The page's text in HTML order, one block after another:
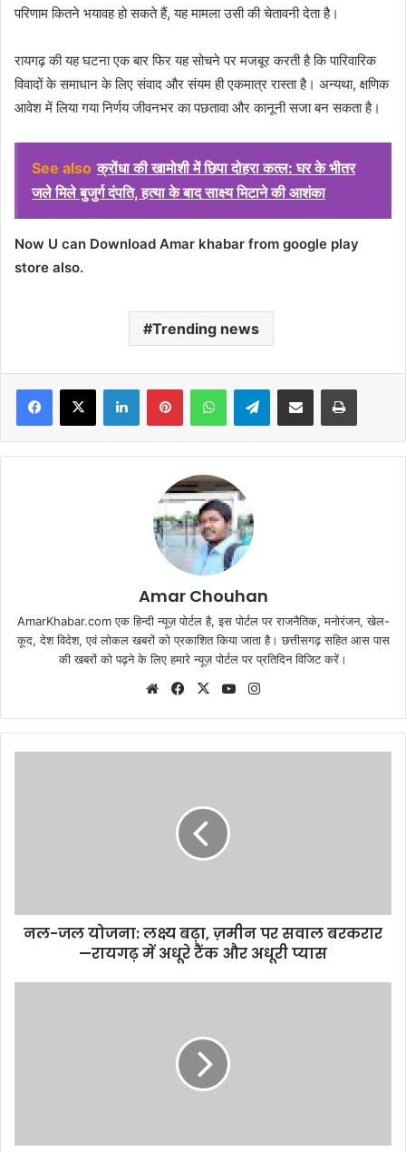
परिणाम कितने भयावह हो सकते हैं, यह मामला उसी की चेतावनी देता है।
रायगढ़ की यह घटना एक बार फिर यह सोचने पर मजबूर करती है कि पारिवारिक
विवादों के समाधान के लिए संवाद और संयम ही एकमात्र रास्ता है। अन्यथा, क्षणिक
आवेश में लिया गया निर्णय जीवनभर का पछतावा और कानूनी सजा बन सकता है।
See also क्रोंधा की खामोशी में छिपा दोहरा कत्ल: घर के भीतर
जले मिले बुजुर्ग दंपति, हत्या के बाद साक्ष्य मिटाने की आशंका
Now U can Download Amar khabar from google play
store also.
Trending news
Facebook
X LinkedInPinterestWhatsAppTelegramShare via Email Print
Amar Chouhan
AmarKhabar.com एक हिन्दी न्यूज़ पोर्टल है, इस पोर्टल पर राजनैतिक, मनोरंजन, खेल-
कूद, देश विदेश, एवं लोकल खबरों को प्रकाशित किया जाता है। छत्तीसगढ़ सहित आस पास
की खबरों को पढ़ने के लिए हमारे न्यूज़ पोर्टल पर प्रतिदिन विजिट करें।
WebsiteFacebook
X YouTube
नल-जल योजना: लक्ष्य बढ़ा, ज़मीन पर सवाल बरकरार
—रायगढ़ में अधूरे टैंक और अधूरी प्यास